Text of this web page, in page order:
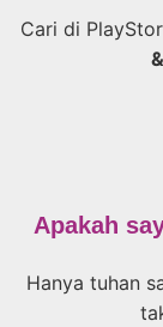
Cari di
Apakah
Hanya tuhan